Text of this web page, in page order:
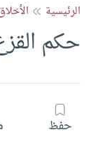
الرئيسية
حكم
حفظ